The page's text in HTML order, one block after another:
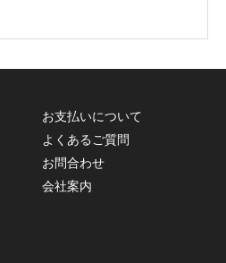
お支払いについて
よくあるご質問
お問合わせ
会社案内